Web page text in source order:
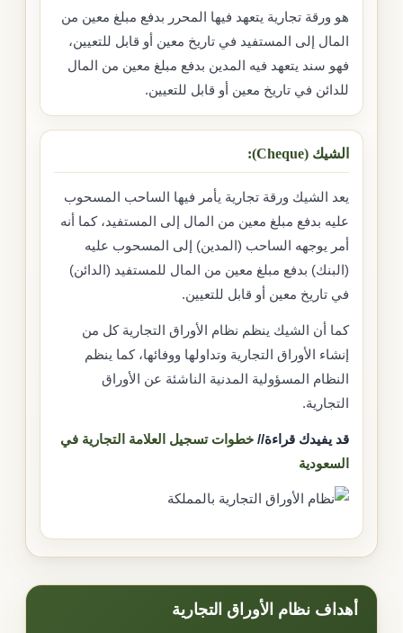
هو ورقة تجارية يتعهد فيها المحرر بدفع مبلغ معين من
المال إلى المستفيد في تاريخ معين أو قابل للتعيين،
فهو سند يتعهد فيه المدين بدفع مبلغ معين من المال
للدائن في تاريخ معين أو قابل للتعيين.
الشيك (Cheque):
يعد الشيك ورقة تجارية يأمر فيها الساحب المسحوب
عليه بدفع مبلغ معين من المال إلى المستفيد، كما أنه
أمر يوجهه الساحب (المدين) إلى المسحوب عليه
(البنك) بدفع مبلغ معين من المال للمستفيد (الدائن)
في تاريخ معين أو قابل للتعيين.
كما أن الشيك ينظم نظام الأوراق التجارية كل من
إنشاء الأوراق التجارية وتداولها ووفائها، كما ينظم
النظام المسؤولية المدنية الناشئة عن الأوراق
التجارية.
قد يفيدك قراءة// خطوات تسجيل العلامة التجارية في
السعودية
أهداف نظام الأوراق التجارية